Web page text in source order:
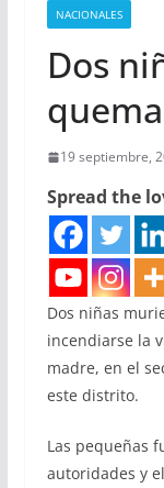
NACIONALES
Dos
19 septiembre,
Spread the
Dos niñas
incendiarse la
madre, en el
este distrito.
Las pequeñas
autoridades y